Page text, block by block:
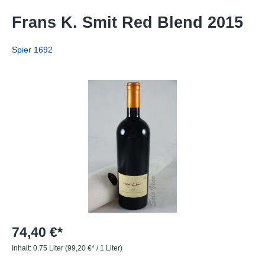
Frans K. Smit Red Blend 2015
Spier 1692
74,40 €*
Inhalt: 0.75 Liter (99,20 €* / 1 Liter)